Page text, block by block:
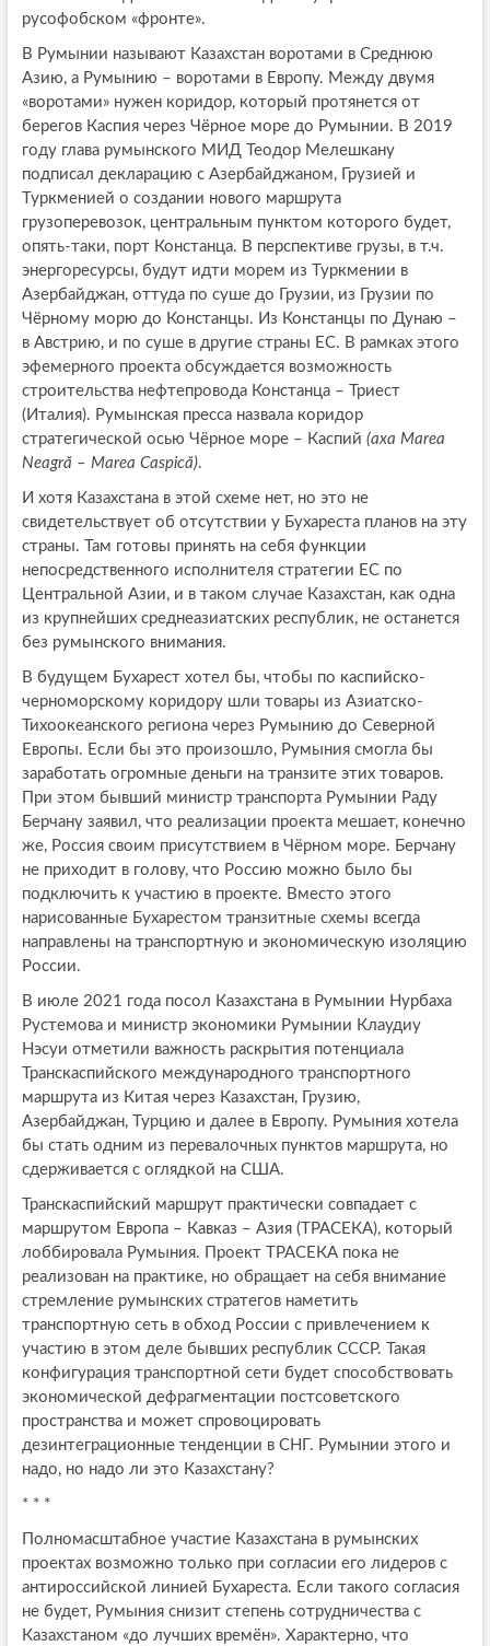
русофобском «фронте».
В Румынии называют Казахстан воротами в Среднюю
Азию, а Румынию – воротами в Европу. Между двумя
«воротами» нужен коридор, который протянется от
берегов Каспия через Чёрное море до Румынии. В 2019
году глава румынского МИД Теодор Мелешкану
подписал декларацию с Азербайджаном, Грузией и
Туркменией о создании нового маршрута
грузоперевозок, центральным пунктом которого будет,
опять-таки, порт Констанца. В перспективе грузы, в т.ч.
энергоресурсы, будут идти морем из Туркмении в
Азербайджан, оттуда по суше до Грузии, из Грузии по
Чёрному морю до Констанцы. Из Констанцы по Дунаю –
в Австрию, и по суше в другие страны ЕС. В рамках этого
эфемерного проекта обсуждается возможность
строительства нефтепровода Констанца – Триест
(Италия). Румынская пресса назвала коридор
стратегической осью Чёрное море – Каспий (axa Marea
Neagră – Marea Caspică).
И хотя Казахстана в этой схеме нет, но это не
свидетельствует об отсутствии у Бухареста планов на эту
страны. Там готовы принять на себя функции
непосредственного исполнителя стратегии ЕС по
Центральной Азии, и в таком случае Казахстан, как одна
из крупнейших среднеазиатских республик, не останется
без румынского внимания.
В будущем Бухарест хотел бы, чтобы по каспийско-
черноморскому коридору шли товары из Азиатско-
Тихоокеанского региона через Румынию до Северной
Европы. Если бы это произошло, Румыния смогла бы
заработать огромные деньги на транзите этих товаров.
При этом бывший министр транспорта Румынии Раду
Берчану заявил, что реализации проекта мешает, конечно
же, Россия своим присутствием в Чёрном море. Берчану
не приходит в голову, что Россию можно было бы
подключить к участию в проекте. Вместо этого
нарисованные Бухарестом транзитные схемы всегда
направлены на транспортную и экономическую изоляцию
России.
В июле 2021 года посол Казахстана в Румынии Нурбаха
Рустемова и министр экономики Румынии Клаудиу
Нэсуи отметили важность раскрытия потенциала
Транскаспийского международного транспортного
маршрута из Китая через Казахстан, Грузию,
Азербайджан, Турцию и далее в Европу. Румыния хотела
бы стать одним из перевалочных пунктов маршрута, но
сдерживается с оглядкой на США.
Транскаспийский маршрут практически совпадает с
маршрутом Европа – Кавказ – Азия (ТРАСЕКА), который
лоббировала Румыния. Проект ТРАСЕКА пока не
реализован на практике, но обращает на себя внимание
стремление румынских стратегов наметить
транспортную сеть в обход России с привлечением к
участию в этом деле бывших республик СССР. Такая
конфигурация транспортной сети будет способствовать
экономической дефрагментации постсоветского
пространства и может спровоцировать
дезинтеграционные тенденции в СНГ. Румынии этого и
надо, но надо ли это Казахстану?
* * *
Полномасштабное участие Казахстана в румынских
проектах возможно только при согласии его лидеров с
антироссийской линией Бухареста. Если такого согласия
не будет, Румыния снизит степень сотрудничества с
Казахстаном «до лучших времён». Характерно, что